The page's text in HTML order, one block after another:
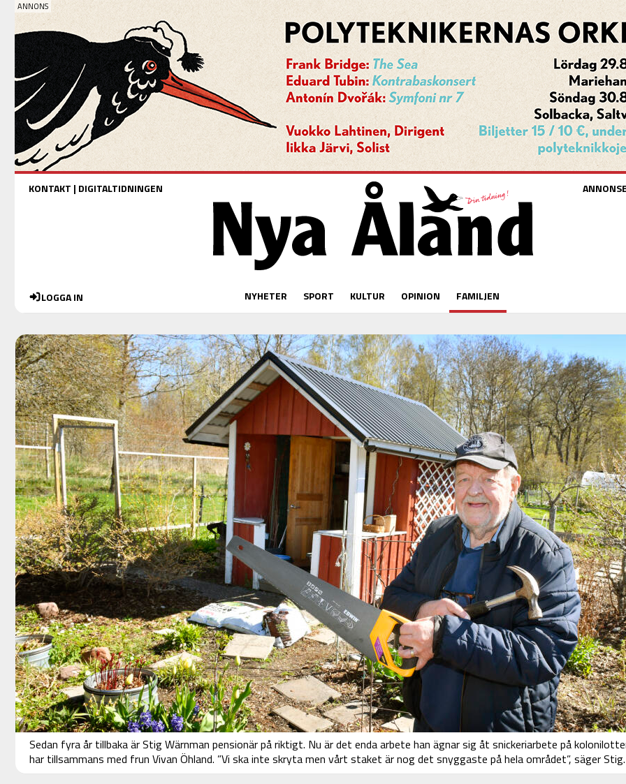
KONTAKT | DIGITALTIDNINGEN
LOGGA IN NYHETER SPORT KULTUR OPINION FAMILJEN
Sedan fyra år tillbaka är Stig Wärnman pensionär på riktigt. Nu är det enda arbete han ägnar sig åt snickeriarbete på
har tillsammans med frun Vivan Öhland. ”Vi ska inte skryta men vårt staket är nog det snyggaste på hela området”, säger Stig.